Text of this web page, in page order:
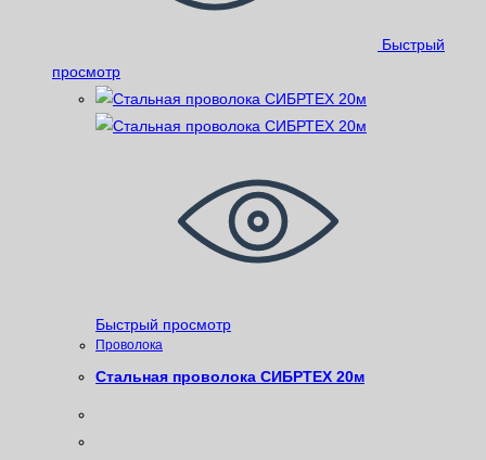
Быстрый
просмотр
Быстрый просмотр
Проволока
Стальная проволока СИБРТЕХ 20м